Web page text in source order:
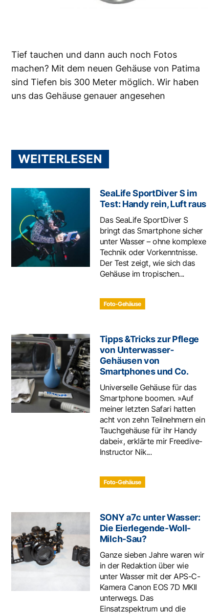
Tief tauchen und dann auch noch Fotos
machen? Mit dem neuen Gehäuse von Patima
sind Tiefen bis 300 Meter möglich. Wir haben
uns das Gehäuse genauer angesehen
WEITERLESEN
SeaLife SportDiver S im
Test: Handy rein, Luft raus
Das SeaLife SportDiver S
bringt das Smartphone sicher
unter Wasser – ohne komplexe
Technik oder Vorkenntnisse.
Der Test zeigt, wie sich das
Gehäuse im tropischen...
Foto-Gehäuse
Tipps &Tricks zur Pflege
von Unterwasser-
Gehäusen von
Smartphones und Co.
Universelle Gehäuse für das
Smartphone boomen. »Auf
meiner letzten Safari hatten
acht von zehn Teilnehmern ein
Tauchgehäuse für ihr Handy
dabei«, erklärte mir Freedive-
Instructor Nik...
Foto-Gehäuse
SONY a7c unter Wasser:
Die Eierlegende-Woll-
Milch-Sau?
Ganze sieben Jahre waren wir
in der Redaktion über wie
unter Wasser mit der APS-C-
Kamera Canon EOS 7D MKII
unterwegs. Das
Einsatzspektrum und die